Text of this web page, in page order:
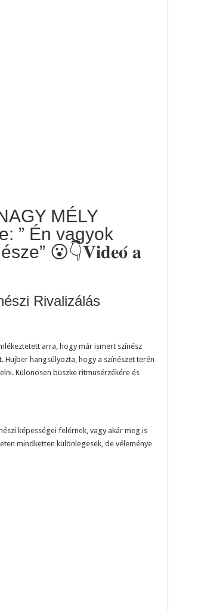
MÉLY
” Én vagyok
😮👇𝐕𝐢𝐝𝐞𝐨́ 𝐚
Rivalizálás
arra, hogy már ismert színész
hangsúlyozta, hogy a színészet terén
Különösen büszke ritmusérzékére és
képességei felérnek, vagy akár meg is
mindketten különlegesek, de véleménye